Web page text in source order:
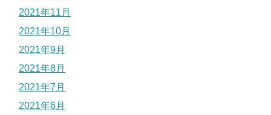
2021年11月
2021年10月
2021年9月
2021年8月
2021年7月
2021年6月